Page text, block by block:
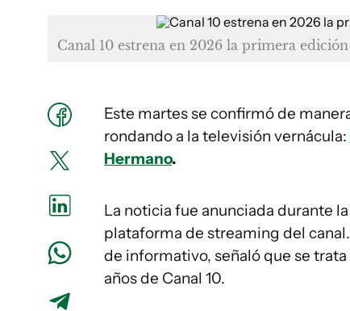
Canal 10 estrena en 2026 la primera
Este martes se confirmó de
rondando a la televisión vernácula:
Hermano.
La noticia fue anunciada durante
plataforma de streaming del
de informativo, señaló que se
años de Canal 10.